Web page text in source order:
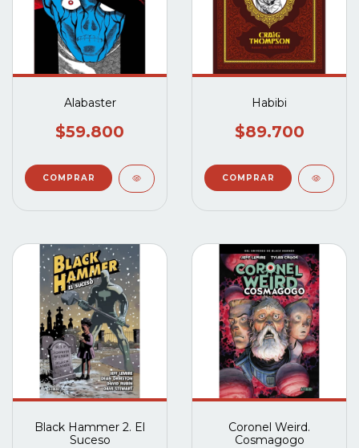
Alabaster
$59.800
Habibi
$89.700
Black Hammer 2. El
Suceso
Coronel Weird.
Cosmagogo